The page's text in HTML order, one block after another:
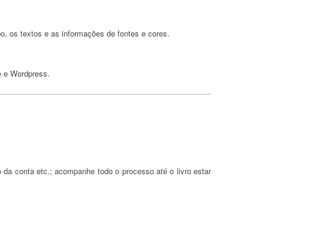
os textos e as informações de fontes e cores.
Wordpress.
conta etc.; acompanhe todo o processo até o livro estar